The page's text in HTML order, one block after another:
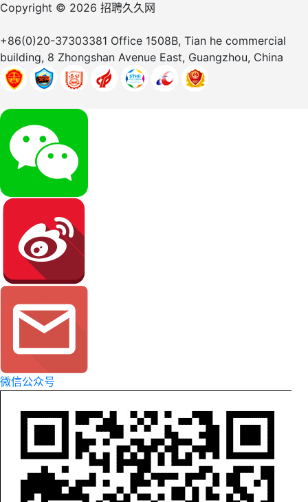
Copyright © 2026 招聘久久网
+86(0)20-37303381 Office 1508B, Tian he commercial
building, 8 Zhongshan Avenue East, Guangzhou, China
微信公众号